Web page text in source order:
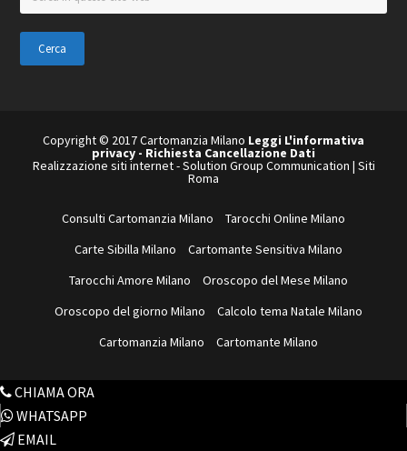
in
questo
sito
web
Copyright © 2017 Cartomanzia Milano Leggi L'informativa
privacy - Richiesta Cancellazione Dati
Realizzazione siti internet-Solution Group Communication | Siti
Roma
Consulti Cartomanzia Milano
Tarocchi Online Milano
Carte Sibilla Milano
Cartomante Sensitiva Milano
Tarocchi Amore Milano
Oroscopo del Mese Milano
Oroscopo del giorno Milano
Calcolo tema Natale Milano
Cartomanzia Milano
Cartomante Milano
CHIAMA ORA
WHATSAPP
EMAIL